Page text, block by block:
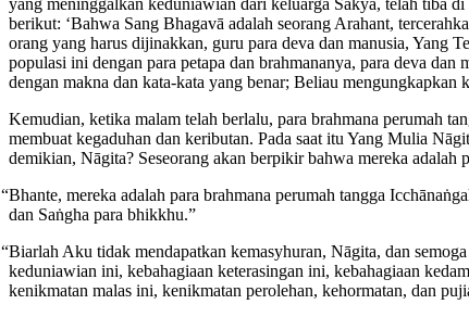
yang meninggalkan keduniawian dari keluarga Sakya, telah tiba
berikut: ‘Bahwa Sang Bhagavā adalah seorang Arahant,
orang yang harus dijinakkan, guru para deva dan manusia, Yang
populasi ini dengan para petapa dan brahmananya, para deva
dengan makna dan kata-kata yang benar; Beliau
Kemudian, ketika malam telah berlalu, para brahmana perumah
membuat kegaduhan dan keributan. Pada saat itu Yang Mulia
demikian, Nāgita? Seseorang akan berpikir bahwa mereka adalah
“Bhante, mereka adalah para brahmana perumah tangga
dan Saṅgha para bhikkhu.”
“Biarlah Aku tidak mendapatkan kemasyhuran, Nāgita, dan
keduniawian ini, kebahagiaan keterasingan ini, kebahagiaan
kenikmatan malas ini, kenikmatan perolehan, kehormatan, dan